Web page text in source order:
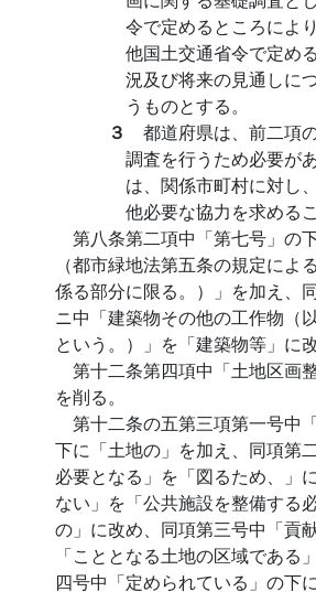
令で定めるところによ
他国土交通省令で定め
況及び将来の見通しに
うものとする。
３ 都道府県は、前二項
調査を行うため必要が
は、関係市町村に対し
他必要な協力を求める
第八条第二項中「第七号」の
（都市緑地法第五条の規定によ
係る部分に限る。）」を加え、
ニ中「建築物その他の工作物（
という。）」を「建築物等」に改
第十二条第四項中「土地区画
を削る。
第十二条の五第三項第一号中
下に「土地の」を加え、同項第
必要となる」を「図るため、」
ない」を「公共施設を整備する
の」に改め、同項第三号中「貢
「こととなる土地の区域である
四号中「定められている」の下